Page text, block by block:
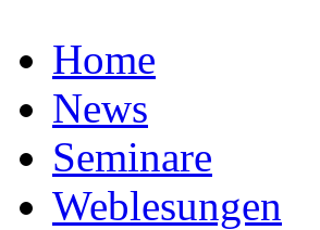
Home
News
Seminare
Weblesungen